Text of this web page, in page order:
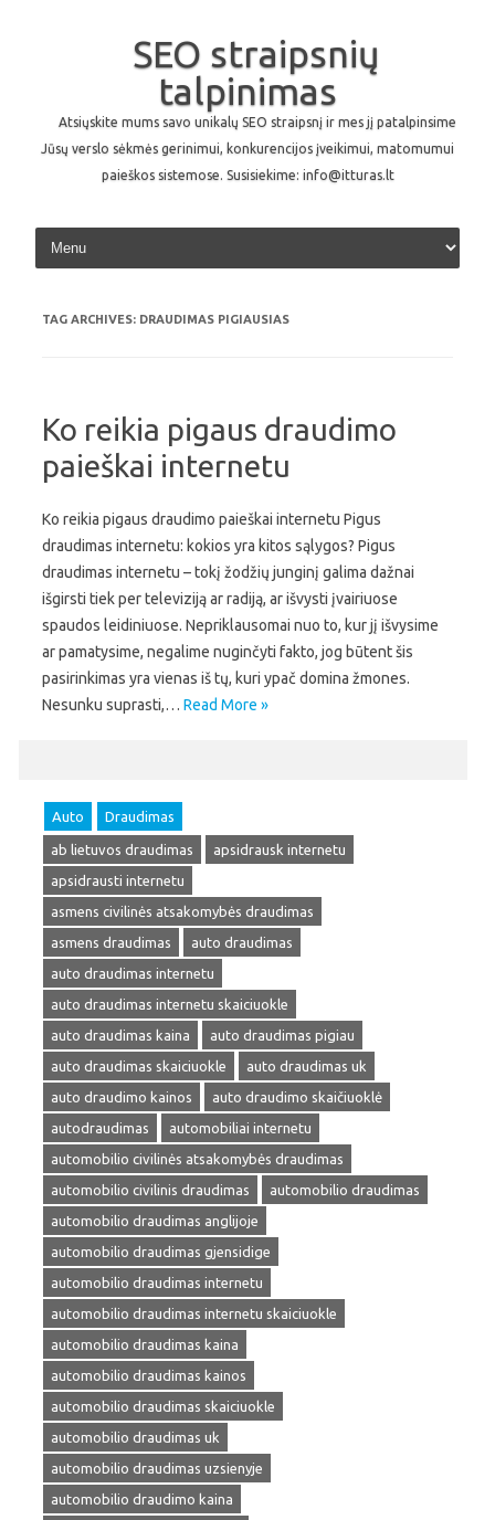
SEO straipsnių
talpinimas
Atsiųskite mums savo unikalų SEO straipsnį ir mes jį patalpinsime
Jūsų verslo sėkmės gerinimui, konkurencijos įveikimui, matomumui
paieškos sistemose. Susisiekime: info@itturas.lt
Skip to content
TAG ARCHIVES: DRAUDIMAS PIGIAUSIAS
Ko reikia pigaus draudimo
paieškai internetu
Ko reikia pigaus draudimo paieškai internetu Pigus
draudimas internetu: kokios yra kitos sąlygos? Pigus
draudimas internetu – tokį žodžių junginį galima dažnai
išgirsti tiek per televiziją ar radiją, ar išvysti įvairiuose
spaudos leidiniuose. Nepriklausomai nuo to, kur jį išvysime
ar pamatysime, negalime nuginčyti fakto, jog būtent šis
pasirinkimas yra vienas iš tų, kuri ypač domina žmones.
Nesunku suprasti,… Read More »
Auto Draudimas
ab lietuvos draudimas
apsidrausk internetu
apsidrausti internetu
asmens civilinės atsakomybės draudimas
asmens draudimas
auto draudimas
auto draudimas internetu
auto draudimas internetu skaiciuokle
auto draudimas kaina
auto draudimas pigiau
auto draudimas skaiciuokle
auto draudimas uk
auto draudimo kainos
auto draudimo skaičiuoklė
autodraudimas
automobiliai internetu
automobilio civilinės atsakomybės draudimas
automobilio civilinis draudimas
automobilio draudimas
automobilio draudimas anglijoje
automobilio draudimas gjensidige
automobilio draudimas internetu
automobilio draudimas internetu skaiciuokle
automobilio draudimas kaina
automobilio draudimas kainos
automobilio draudimas skaiciuokle
automobilio draudimas uk
automobilio draudimas uzsienyje
automobilio draudimo kaina